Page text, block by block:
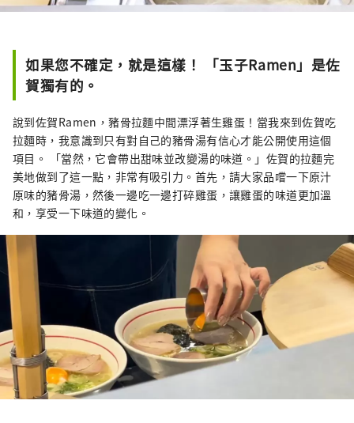
如果您不確定，就是這樣！ 「玉子Ramen」是佐
賀獨有的。
說到佐賀Ramen，豬骨拉麵中間漂浮著生雞蛋！當我來到佐賀吃
拉麵時，我意識到只有對自己的豬骨湯有信心才能公開使用這個
項目。 「當然，它會帶出甜味並改變湯的味道。」佐賀的拉麵完
美地做到了這一點，非常有吸引力。首先，請大家品嚐一下原汁
原味的豬骨湯，然後一邊吃一邊打碎雞蛋，讓雞蛋的味道更加溫
和，享受一下味道的變化。